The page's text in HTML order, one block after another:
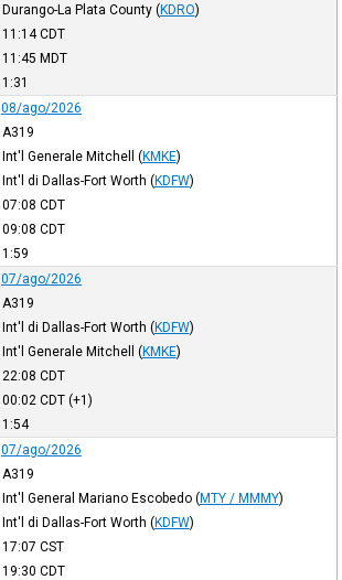
Durango-La Plata County (KDRO)
11:14CDT
11:45 MDT
1:31
08/ago/2026
A319
Int'l Generale Mitchell (KMKE)
Int'l di Dallas-Fort Worth (KDFW)
07:08 CDT
09:08 CDT
1:59
07/ago/2026
A319
Int'l di Dallas-Fort Worth (KDFW)
Int'l Generale Mitchell (KMKE)
22:08 CDT
00:02 CDT(+1)
1:54
07/ago/2026
A319
Int'l General Mariano Escobedo (MTY / MMMY)
Int'l di Dallas-Fort Worth (KDFW)
17:07 CST
19:30 CDT